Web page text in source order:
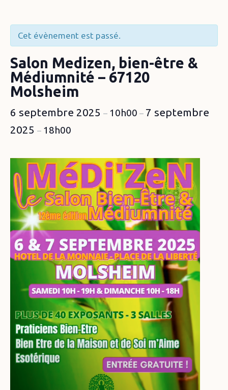
Cet évènement est passé.
Salon Medizen, bien-être &
Médiumnité – 67120
Molsheim
6 septembre 2025 – 10h00 – 7 septembre
2025 – 18h00